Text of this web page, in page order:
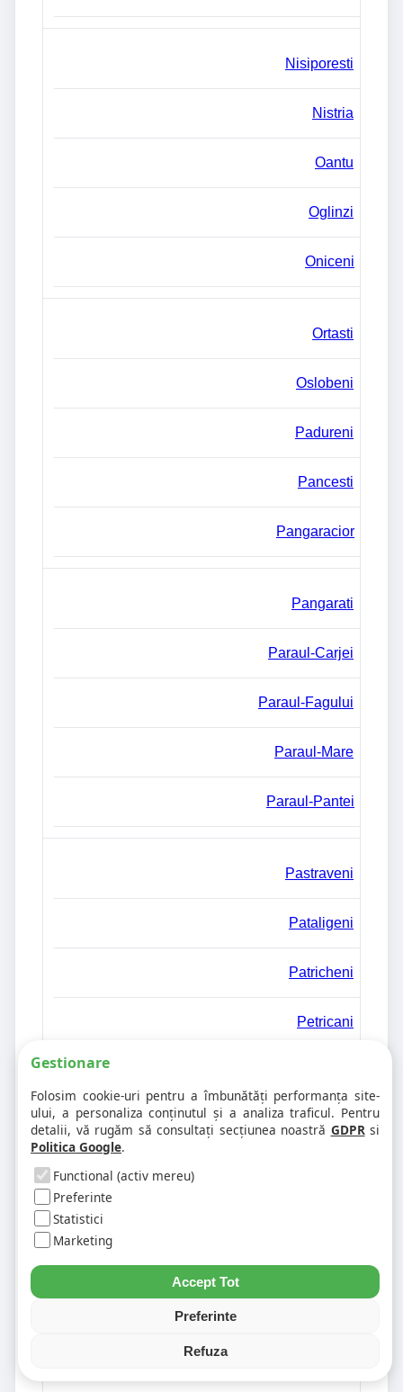
Nisiporesti
Nistria
Oantu
Oglinzi
Oniceni
Ortasti
Oslobeni
Padureni
Pancesti
Pangaracior
Pangarati
Paraul-Carjei
Paraul-Fagului
Paraul-Mare
Paraul-Pantei
Pastraveni
Pataligeni
Patricheni
Petricani
Gestionare
Folosim cookie-uri pentru a îmbunătăți performanța site-
ului, a personaliza conținutul și a analiza traficul. Pentru
detalii, vă rugăm să consultați secțiunea noastră GDPRsi
Politica Google.
Functional (activ mereu)
Preferinte
Statistici
Marketing
Accept Tot
Preferinte
Refuza